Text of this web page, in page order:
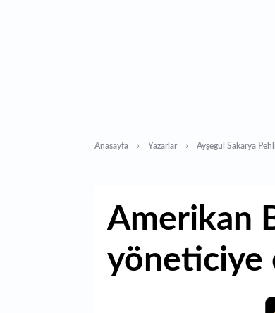
Anasayfa Yazarlar Ayşegül Sakarya
Amerikan
yöneticiye